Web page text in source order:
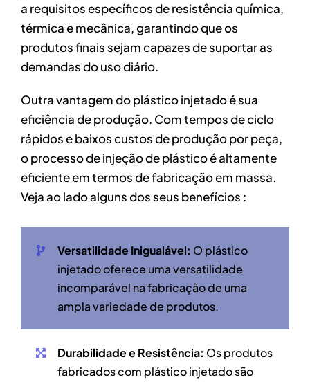
a requisitos específicos de resistência química,
térmica e mecânica, garantindo que os
produtos finais sejam capazes de suportar as
demandas do uso diário.
Outra vantagem do plástico injetado é sua
eficiência de produção. Com tempos de ciclo
rápidos e baixos custos de produção por peça,
o processo de injeção de plástico é altamente
eficiente em termos de fabricação em massa.
Veja ao lado alguns dos seus benefícios :
Versatilidade Inigualável: O plástico
injetado oferece uma versatilidade
incomparável na fabricação de uma
ampla variedade de produtos.
Durabilidade e Resistência: Os produtos
fabricados com plástico injetado são